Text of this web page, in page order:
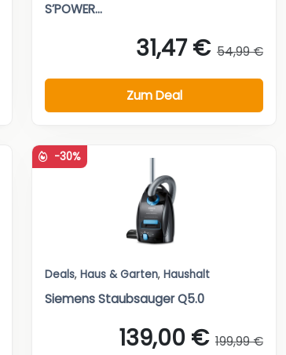
S’POWER...
31,47 € 54,99 €
Zum Deal
-30%
Deals, Haus & Garten, Haushalt
Siemens Staubsauger Q5.0
139,00 € 199,99 €